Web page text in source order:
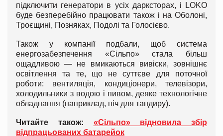
підключити генератори в усіх дарксторах, і LOKO
буде безперебійно працювати також і на Оболоні,
Троєщині, Позняках, Подолі та Голосієво.
Також у компанії подбали, щоб система
енергозабезпечення «Сільпо» стала більш
ощадливою — не вмикаються вивіски, зовнішнє
освітлення та те, що не суттєве для поточної
роботи: вентиляція, кондиціонери, телевізори,
холодильники з водою і пивом, деяке технологічне
обладнання (наприклад, піч для тандиру).
Читайте також: «Сільпо» відновила збір
відпрацьованих батарейок